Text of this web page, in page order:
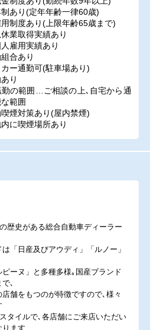
制あり(定年年齢一律60歳)
用制度あり(上限年齢65歳まで)
休業取得実績あり
人雇用実績あり
組合あり
カー通勤可(駐車場あり)
り
の範囲…ご相談の上､自宅から通
範囲
喫煙対策あり(屋内禁煙)
に喫煙場所あり
歴史がある総合自動車ディーラー
「日産及びアウディ」「ルノー」
ーヌ」と多種多様｡国産ブランド
､
舗をもつのが特徴ですので､様々
タイルで､各店舗にご来店いただい
ります